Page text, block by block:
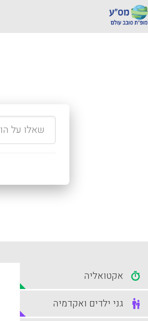
אקטואליה
גני ילדים ואקדמיה